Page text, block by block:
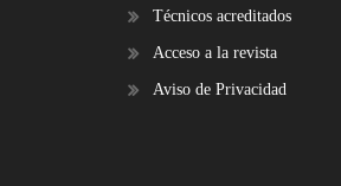
Técnicos acreditados
Acceso a la revista
Aviso de Privacidad